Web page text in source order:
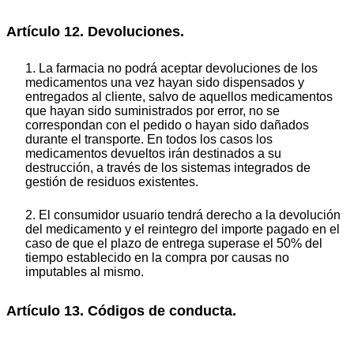
Artículo 12. Devoluciones.
1. La farmacia no podrá aceptar devoluciones de los
medicamentos una vez hayan sido dispensados y
entregados al cliente, salvo de aquellos medicamentos
que hayan sido suministrados por error, no se
correspondan con el pedido o hayan sido dañados
durante el transporte. En todos los casos los
medicamentos devueltos irán destinados a su
destrucción, a través de los sistemas integrados de
gestión de residuos existentes.
2. El consumidor usuario tendrá derecho a la devolución
del medicamento y el reintegro del importe pagado en el
caso de que el plazo de entrega superase el 50% del
tiempo establecido en la compra por causas no
imputables al mismo.
Artículo 13. Códigos de conducta.